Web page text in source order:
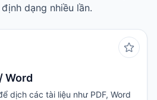
dạng nhiều lần.
Word
dịch các tài liệu như PDF, Word